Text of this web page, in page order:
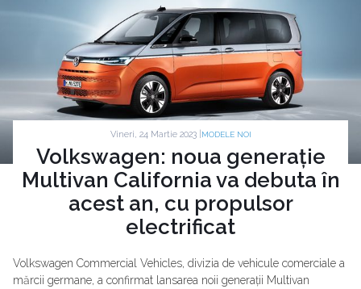
Vineri, 24 Martie 2023 | MODELE NOI
Volkswagen: noua generație
Multivan California va debuta în
acest an, cu propulsor
electrificat
Volkswagen Commercial Vehicles, divizia de vehicule comerciale a
mărcii germane, a confirmat lansarea noii generații Multivan